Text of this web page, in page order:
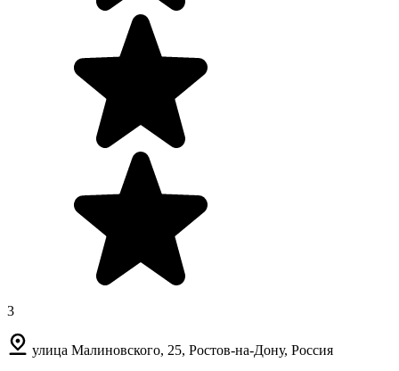
3
улица Малиновского, 25, Ростов-на-Дону, Россия